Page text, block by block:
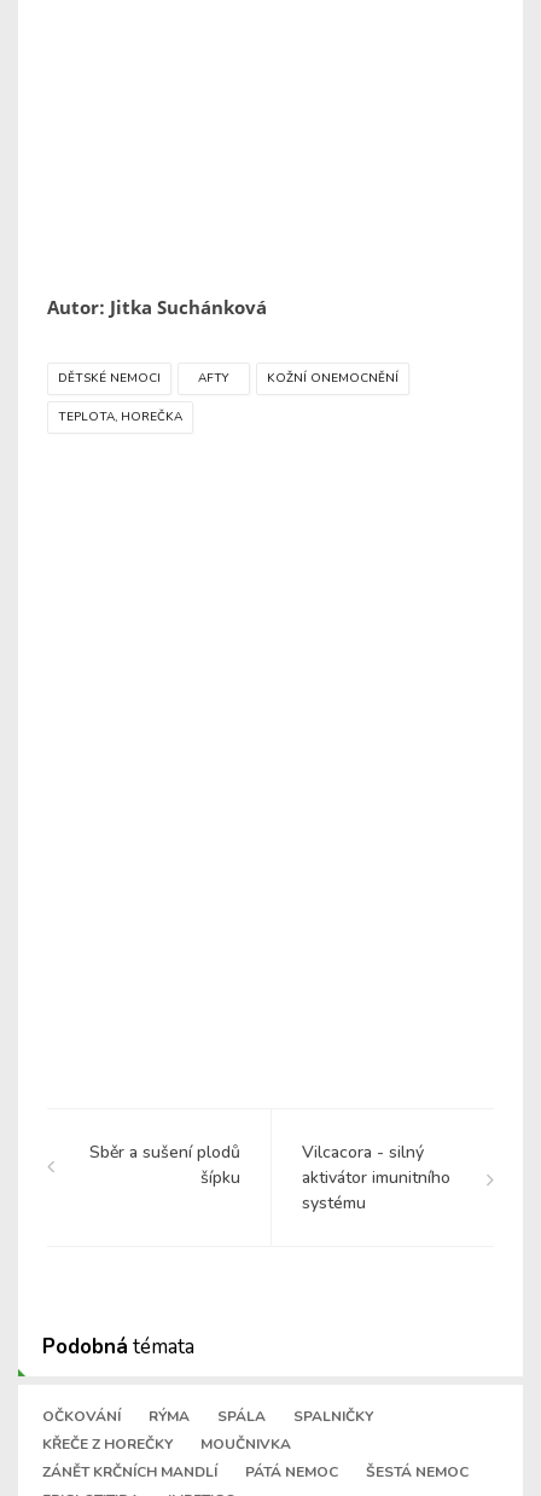
Autor: Jitka Suchánková
DĚTSKÉ NEMOCI AFTY KOŽNÍ ONEMOCNĚNÍ
TEPLOTA, HOREČKA
Sběr a sušení plodů
šípku
Vilcacora - silný
aktivátor imunitního
systému
Podobná témata
OČKOVÁNÍ RÝMA SPÁLA
SPALNIČKY
KŘEČE Z HOREČKY
MOUČNIVKA
ZÁNĚT KRČNÍCH MANDLÍ
PÁTÁ NEMOC
ŠESTÁ NEMOC